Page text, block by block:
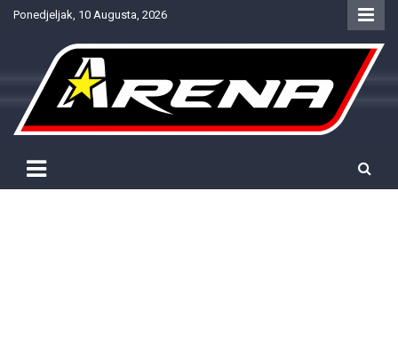
SkipPonedjeljak, 10 Augusta, 2026
NTV Arena